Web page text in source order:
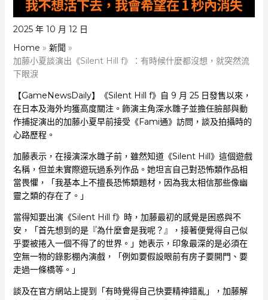
2025 年 10 月 12 日
Home
新聞
加藤小夏談演出《Silent Hill f》：有時候什麼都沒想，就突然流
下眼淚
【GameNewsDaily】《Silent Hill f》自 9 月 25 日發售以來，
在日本及海外均獲高度關注。飾演主角深水雛子並擔任臉部與動
作捕捉演出的加藤小夏早前接受《Fami通》訪問，談及拍攝時的
心路歷程。
加藤表示，在接演深水雛子前，雖然知道《Silent Hill》這個遊戲
名稱，但並未實際遊玩過系列作品。她坦言自己對恐怖類作品相
當畏懼，「我基本上不擅長恐怖類題材，因為我太相信那些像幽
靈之類的存在了。」
當得知要出演《Silent Hill f》時，加藤最初的感覺是困惑與不
安，「首先想到的是『為什麼會是我呢？』，接著便覺得自己似
乎要被捲入一個不得了的世界。」她表示，印象最深的是必須在
空無一物的錄影棚內演戲，「例如要假設眼前有房子要開門、要
走過一條橋等。」
談及在官方網站上提到「有時覺得自己快要精神錯亂」，加藤解